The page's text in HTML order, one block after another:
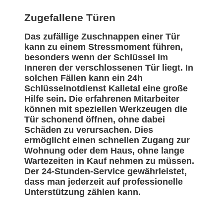
Zugefallene Türen
Das zufällige Zuschnappen einer Tür
kann zu einem Stressmoment führen,
besonders wenn der Schlüssel im
Inneren der verschlossenen Tür liegt. In
solchen Fällen kann ein 24h
Schlüsselnotdienst Kalletal eine große
Hilfe sein. Die erfahrenen Mitarbeiter
können mit speziellen Werkzeugen die
Tür schonend öffnen, ohne dabei
Schäden zu verursachen. Dies
ermöglicht einen schnellen Zugang zur
Wohnung oder dem Haus, ohne lange
Wartezeiten in Kauf nehmen zu müssen.
Der 24-Stunden-Service gewährleistet,
dass man jederzeit auf professionelle
Unterstützung zählen kann.